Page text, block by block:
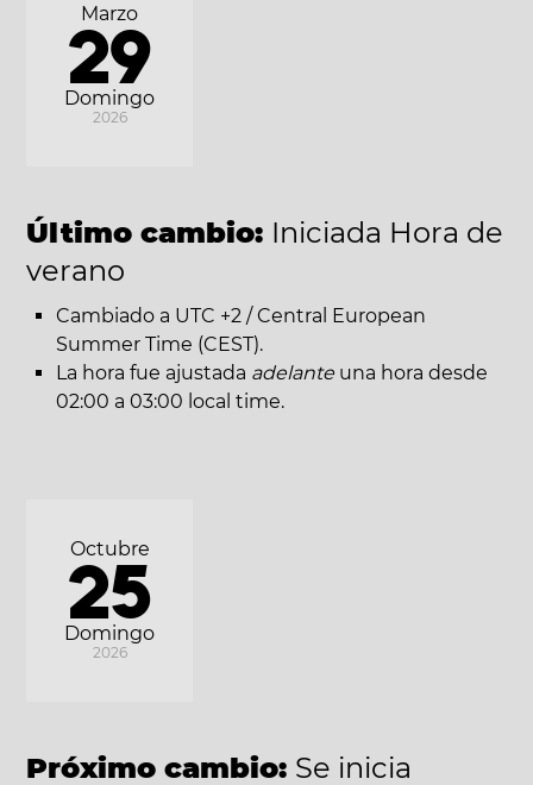
Domingo
Marzo
29
2026
Último cambio: Iniciada Hora de
verano
Cambiado a UTC +2 / Central European
Summer Time (CEST).
La hora fue ajustada adelante una hora desde
02:00 a 03:00 local time.
Domingo
Octubre
25
2026
Próximo cambio: Se inicia